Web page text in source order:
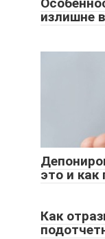
излишне
это и как
Как